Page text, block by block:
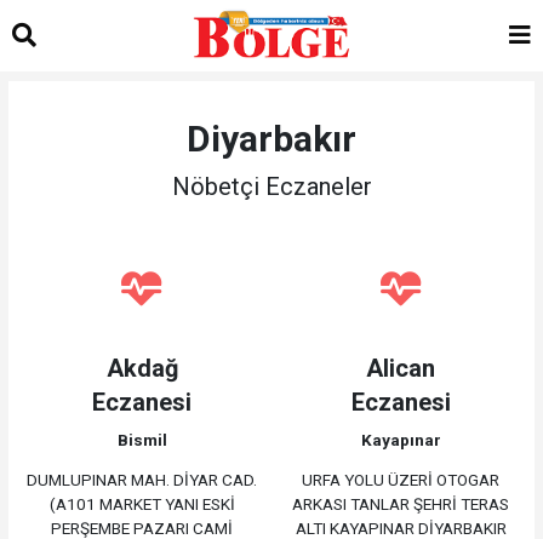
Diyarbakır
Nöbetçi Eczaneler
Akdağ
Eczanesi
Bismil
DUMLUPINAR MAH. DİYAR CAD.
(A101 MARKET YANI ESKİ
PERŞEMBE PAZARI CAMİ
Alican
Eczanesi
Kayapınar
URFA YOLU ÜZERİ OTOGAR
ARKASI TANLAR ŞEHRİ TERAS
ALTI KAYAPINAR DİYARBAKIR